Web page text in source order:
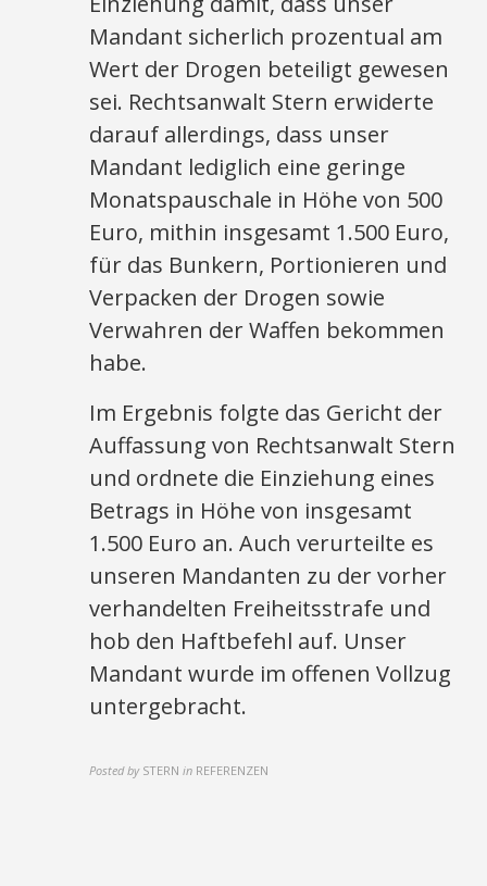
Mandant sicherlich prozentual am
Wert der Drogen beteiligt gewesen
sei. Rechtsanwalt Stern erwiderte
darauf allerdings, dass unser
Mandant lediglich eine geringe
Monatspauschale in Höhe von 500
Euro, mithin insgesamt 1.500 Euro,
für das Bunkern, Portionieren und
Verpacken der Drogen sowie
Verwahren der Waffen bekommen
habe.
Im Ergebnis folgte das Gericht der
Auffassung von Rechtsanwalt Stern
und ordnete die Einziehung eines
Betrags in Höhe von insgesamt
1.500 Euro an. Auch verurteilte es
unseren Mandanten zu der vorher
verhandelten Freiheitsstrafe und
hob den Haftbefehl auf. Unser
Mandant wurde im offenen Vollzug
untergebracht.
Posted by STERN in REFERENZEN